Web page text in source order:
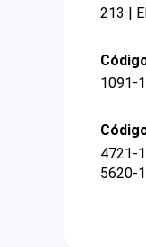
213 |
1091-
4721-
5620-